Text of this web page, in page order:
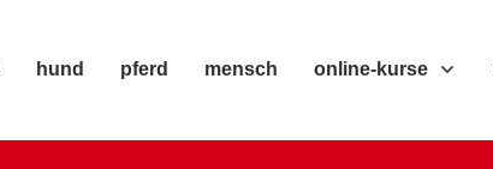
hund pferd mensch online-kurse